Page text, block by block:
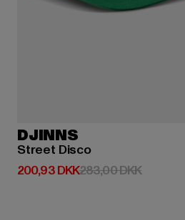
DJINNS
Street Disco
200,93 DKK
Nuværende pris: 200,93 DKK
283,00 DKK